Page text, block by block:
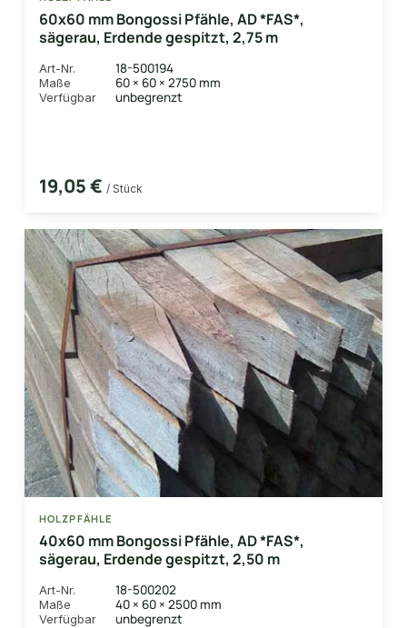
60x60 mm Bongossi Pfähle, AD *FAS*,
sägerau, Erdende gespitzt, 2,75 m
Art-Nr. 18-500194
Maße 60 × 60 × 2750 mm
Verfügbar unbegrenzt
19,05 € / Stück
HOLZPFÄHLE
40x60 mm Bongossi Pfähle, AD *FAS*,
sägerau, Erdende gespitzt, 2,50 m
Art-Nr. 18-500202
Maße 40 × 60 × 2500 mm
Verfügbar unbegrenzt